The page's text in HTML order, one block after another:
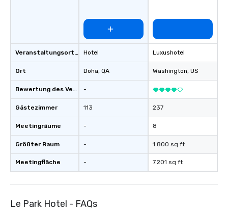
Veranstaltungsortstyp
Ort
Bewertung des Veranstaltungsortes
Gästezimmer
Meetingräume
Größter Raum
Meetingfläche
Hotel
Doha, QA
-
113
-
-
-
Luxushotel
Washington, US
237
8
1.800 sq ft
7.201 sq ft
Le Park Hotel - FAQs